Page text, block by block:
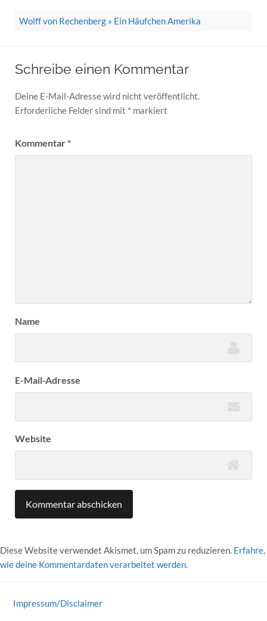
Wolff von Rechenberg » Ein Häufchen Amerika
Schreibe einen Kommentar
Deine E-Mail-Adresse wird nicht veröffentlicht.
Erforderliche Felder sind mit * markiert
Kommentar*
Name
E-Mail-Adresse
Website
Diese Website verwendet Akismet, um Spam zu reduzieren. Erfahre,
wie deine Kommentardaten verarbeitet werden.
Impressum/Disclaimer